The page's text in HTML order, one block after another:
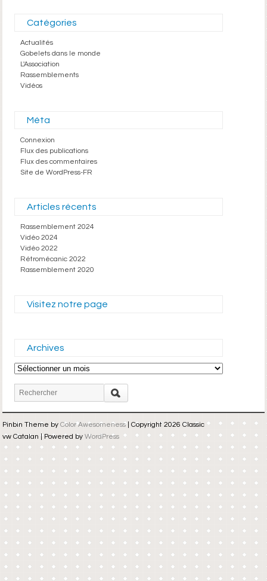
Catégories
Actualités
Gobelets dans le monde
L'Association
Rassemblements
Vidéos
Méta
Connexion
Flux des publications
Flux des commentaires
Site de WordPress-FR
Articles récents
Rassemblement 2024
Vidéo 2024
Vidéo 2022
Rétromécanic 2022
Rassemblement 2020
Visitez notre page
Archives
Archives
Pinbin Theme by Color Awesomeness| Copyright 2026 Classic
vw Catalan | Powered by WordPress